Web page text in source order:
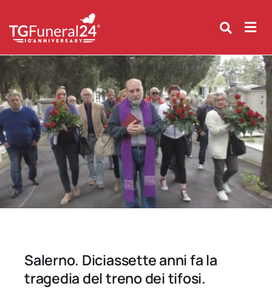
content
Salerno. Diciassette anni fa la
tragedia del treno dei tifosi.